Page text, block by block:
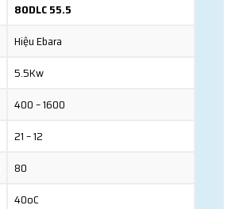
80DLC 55.5
Hiệu Ebara
5.5Kw
400 – 1600
21 – 12
80
40oC